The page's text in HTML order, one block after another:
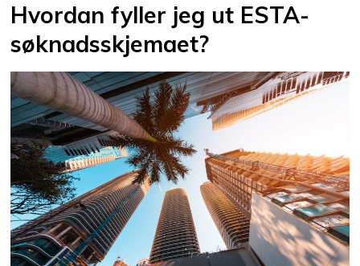
Hvordan fyller jeg ut ESTA-
søknadsskjemaet?